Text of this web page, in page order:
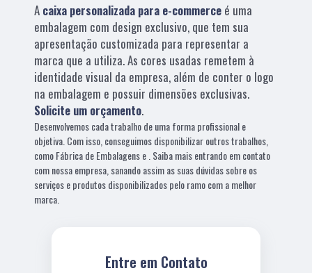
A caixa personalizada para e-commerce é uma
embalagem com design exclusivo, que tem sua
apresentação customizada para representar a
marca que a utiliza. As cores usadas remetem à
identidade visual da empresa, além de conter o logo
na embalagem e possuir dimensões exclusivas.
Solicite um orçamento.
Desenvolvemos cada trabalho de uma forma profissional e
objetiva. Com isso, conseguimos disponibilizar outros trabalhos,
como Fábrica de Embalagens e . Saiba mais entrando em contato
com nossa empresa, sanando assim as suas dúvidas sobre os
serviços e produtos disponibilizados pelo ramo com a melhor
marca.
Entre em Contato